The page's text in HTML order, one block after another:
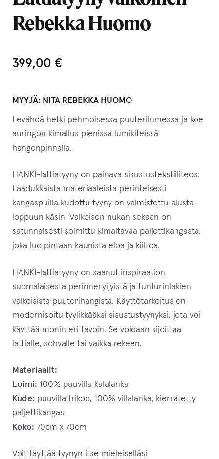
Rebekka Huomo
399,00 €
MYYJÄ: NITA REBEKKA HUOMO
Levähdä hetki pehmoisessa puuterilumessa ja koe
auringon kimallus pienissä lumikiteissä
hangenpinnalla.
HANKI-lattiatyyny on painava sisustustekstiiliteos.
Laadukkaista materiaaleista perinteisesti
kangaspuilla kudottu tyyny on valmistettu alusta
loppuun käsin. Valkoisen nukan sekaan on
satunnaisesti solmittu kimaltavaa paljettikangasta,
joka luo pintaan kaunista eloa ja kiiltoa.
HANKI-lattiatyyny on saanut inspiraation
suomalaisesta perinneryijyistä ja tunturinlakien
valkoisista puuterihangista. Käyttötarkoitus on
modernisoitu tyylikkääksi sisustustyynyksi, jota voi
käyttää monin eri tavoin. Se voidaan sijoittaa
lattialle, sohvalle tai vaikka rekeen.
Materiaalit:
Loimi: 100% puuvilla kalalanka
Kude: puuvilla trikoo, 100% villalanka, kierrätetty
paljettikangas
Koko: 70cm x 70cm
Voit täyttää tyynyn itse mieleiselläsi